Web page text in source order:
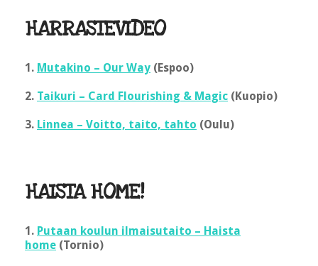
HARRASTEVIDEO
1. Mutakino – Our Way (Espoo)
2. Taikuri – Card Flourishing & Magic (Kuopio)
3. Linnea – Voitto, taito, tahto (Oulu)
HAISTA HOME!
1. Putaan koulun ilmaisutaito – Haista
home (Tornio)